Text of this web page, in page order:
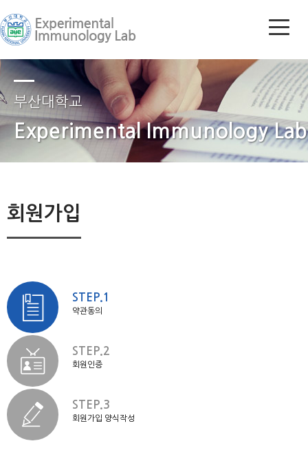
부산대학교
Experimental Immunology Lab
회원가입
STEP.1
약관동의
STEP.2
회원인증
STEP.3
회원가입 양식작성